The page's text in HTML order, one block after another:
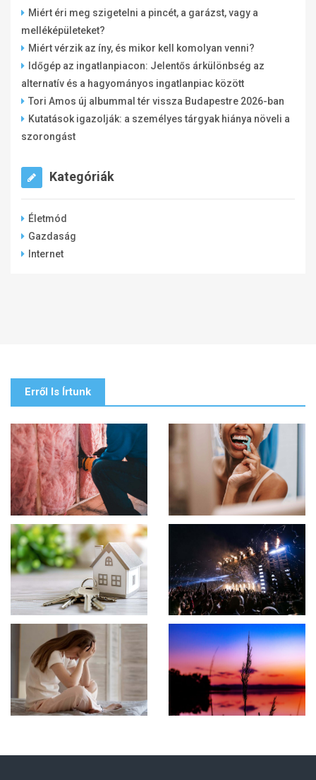
Miért éri meg szigetelni a pincét, a garázst, vagy a
melléképületeket?
Miért vérzik az íny, és mikor kell komolyan venni?
Időgép az ingatlanpiacon: Jelentős árkülönbség az
alternatív és a hagyományos ingatlanpiac között
Tori Amos új albummal tér vissza Budapestre 2026-ban
Kutatások igazolják: a személyes tárgyak hiánya növeli a
szorongást
Kategóriák
Életmód
Gazdaság
Internet
Erről Is Írtunk